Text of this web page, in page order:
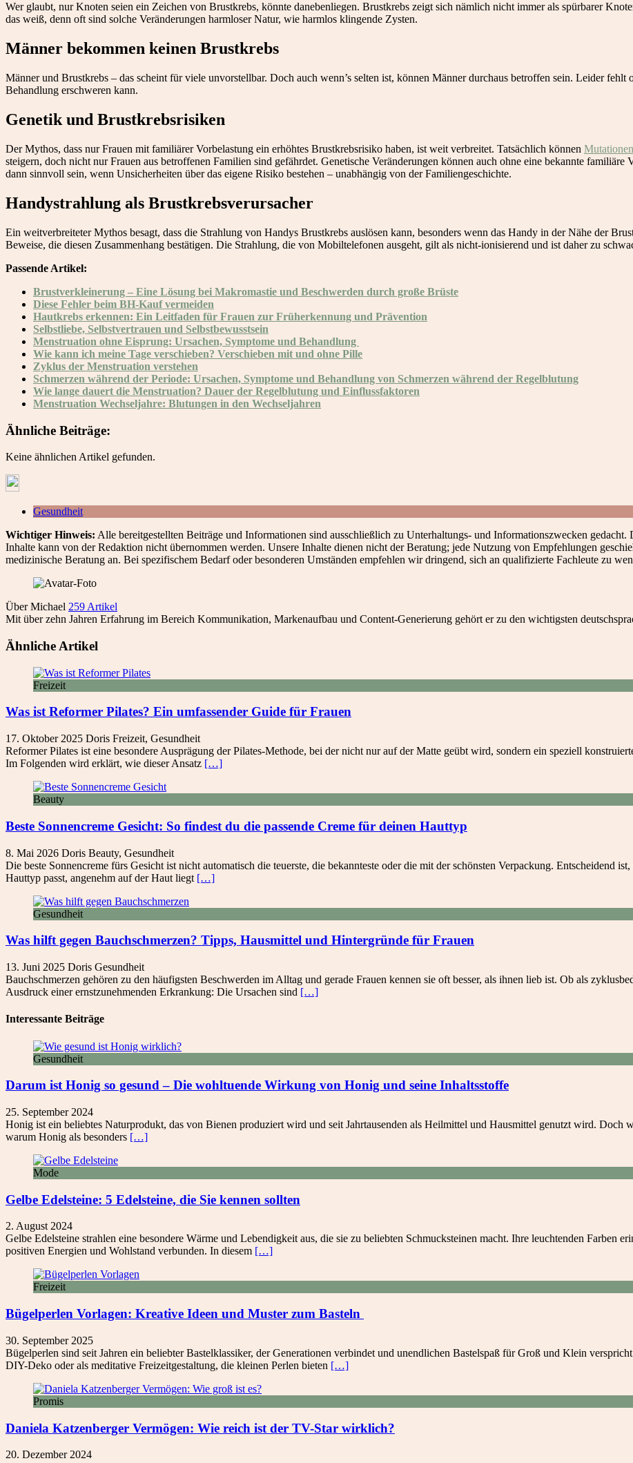
Wer glaubt, nur Knoten seien ein Zeichen von Brustkrebs, könnte danebenliegen. Brustkrebs zeigt sich nämlich nicht immer als spürbarer
das weiß, denn oft sind solche Veränderungen harmloser Natur, wie harmlos klingende Zysten.
Männer bekommen keinen Brustkrebs
Männer und Brustkrebs – das scheint für viele unvorstellbar. Doch auch wenn’s selten ist, können Männer durchaus betroffen sein. Leider
Behandlung erschweren kann.
Genetik und Brustkrebsrisiken
Der Mythos, dass nur Frauen mit familiärer Vorbelastung ein erhöhtes Brustkrebsrisiko haben, ist weit verbreitet. Tatsächlich können
steigern, doch nicht nur Frauen aus betroffenen Familien sind gefährdet. Genetische Veränderungen können auch ohne eine bekannte familiäre
dann sinnvoll sein, wenn Unsicherheiten über das eigene Risiko bestehen – unabhängig von der Familiengeschichte.
Handystrahlung als Brustkrebsverursacher
Ein weitverbreiteter Mythos besagt, dass die Strahlung von Handys Brustkrebs auslösen kann, besonders wenn das Handy in der Nähe der
Beweise, die diesen Zusammenhang bestätigen. Die Strahlung, die von Mobiltelefonen ausgeht, gilt als nicht-ionisierend und ist daher zu
Passende Artikel:
Brustverkleinerung – Eine Lösung bei Makromastie und Beschwerden durch große Brüste
Diese Fehler beim BH-Kauf vermeiden
Hautkrebs erkennen: Ein Leitfaden für Frauen zur Früherkennung und Prävention
Selbstliebe, Selbstvertrauen und Selbstbewusstsein
Menstruation ohne Eisprung: Ursachen, Symptome und Behandlung
Wie kann ich meine Tage verschieben? Verschieben mit und ohne Pille
Zyklus der Menstruation verstehen
Schmerzen während der Periode: Ursachen, Symptome und Behandlung von Schmerzen während der Regelblutung
Wie lange dauert die Menstruation? Dauer der Regelblutung und Einflussfaktoren
Menstruation Wechseljahre: Blutungen in den Wechseljahren
Ähnliche Beiträge:
Keine ähnlichen Artikel gefunden.
Gesundheit
Wichtiger Hinweis: Alle bereitgestellten Beiträge und Informationen sind ausschließlich zu Unterhaltungs- und Informationszwecken
Inhalte kann von der Redaktion nicht übernommen werden. Unsere Inhalte dienen nicht der Beratung; jede Nutzung von Empfehlungen
medizinische Beratung an. Bei spezifischem Bedarf oder besonderen Umständen empfehlen wir dringend, sich an qualifizierte Fachleute zu
Über Michael 259 Artikel
Mit über zehn Jahren Erfahrung im Bereich Kommunikation, Markenaufbau und Content-Generierung gehört er zu den wichtigsten
Ähnliche Artikel
Freizeit
Was ist Reformer Pilates? Ein umfassender Guide für Frauen
17. Oktober 2025 Doris Freizeit, Gesundheit
Reformer Pilates ist eine besondere Ausprägung der Pilates-Methode, bei der nicht nur auf der Matte geübt wird, sondern ein speziell
Im Folgenden wird erklärt, wie dieser Ansatz […]
Beauty
Beste Sonnencreme Gesicht: So findest du die passende Creme für deinen Hauttyp
8. Mai 2026 Doris Beauty, Gesundheit
Die beste Sonnencreme fürs Gesicht ist nicht automatisch die teuerste, die bekannteste oder die mit der schönsten Verpackung. Entscheidend
Hauttyp passt, angenehm auf der Haut liegt […]
Gesundheit
Was hilft gegen Bauchschmerzen? Tipps, Hausmittel und Hintergründe für Frauen
13. Juni 2025 Doris Gesundheit
Bauchschmerzen gehören zu den häufigsten Beschwerden im Alltag und gerade Frauen kennen sie oft besser, als ihnen lieb ist. Ob als
Ausdruck einer ernstzunehmenden Erkrankung: Die Ursachen sind […]
Interessante Beiträge
Gesundheit
Darum ist Honig so gesund – Die wohltuende Wirkung von Honig und seine Inhaltsstoffe
25. September 2024
Honig ist ein beliebtes Naturprodukt, das von Bienen produziert wird und seit Jahrtausenden als Heilmittel und Hausmittel genutzt wird.
warum Honig als besonders […]
Mode
Gelbe Edelsteine: 5 Edelsteine, die Sie kennen sollten
2. August 2024
Gelbe Edelsteine strahlen eine besondere Wärme und Lebendigkeit aus, die sie zu beliebten Schmucksteinen macht. Ihre leuchtenden Farben
positiven Energien und Wohlstand verbunden. In diesem […]
Freizeit
Bügelperlen Vorlagen: Kreative Ideen und Muster zum Basteln
30. September 2025
Bügelperlen sind seit Jahren ein beliebter Bastelklassiker, der Generationen verbindet und unendlichen Bastelspaß für Groß und Klein
DIY-Deko oder als meditative Freizeitgestaltung, die kleinen Perlen bieten […]
Promis
Daniela Katzenberger Vermögen: Wie reich ist der TV-Star wirklich?
20. Dezember 2024